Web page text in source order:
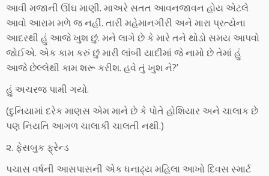
આવી મજાની ઊંઘ માણી. માઅરે સતત આવનજાવન હોય એટલે
આવો આરામ મળે જ નહીં. તારી મહેમાનગીરી અને મારા પ્રત્યેના
આદરથી હું આજે ખુશ છું. મને લાગે છે કે મારે તને થોડો સમય આપવો
જોઈએ. એક કામ કરું છું મારી લાંબી યાદીમાં જે નામો છે તેમાં હું
આજે છેલ્લેથી કામ શરૂ કરીશ. હવે તું ખુશ ને?’
હું અચરજ પામી ગયો.
(દુનિયામાં દરેક માણસ એમ માને છે કે પોતે હોશિયાર અને ચાલાક છે
પણ નિયતિ આગળ ચાલાકી ચાલતી નથી.)
૨. ફેસબુક ફ્રેન્ડ
પચાસ વર્ષની આસપાસની એક ધનાઢ્ય મહિલા આખો દિવસ સ્માર્ટ